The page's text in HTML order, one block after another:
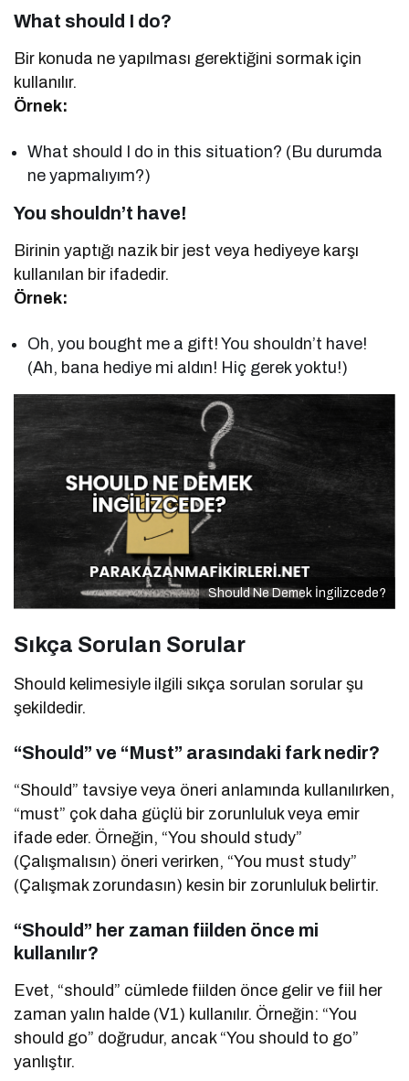
What should I do?
Bir konuda ne yapılması gerektiğini sormak için
kullanılır.
Örnek:
What should I do in this situation? (Bu durumda
ne yapmalıyım?)
You shouldn’t have!
Birinin yaptığı nazik bir jest veya hediyeye karşı
kullanılan bir ifadedir.
Örnek:
Oh, you bought me a gift! You shouldn’t have!
(Ah, bana hediye mi aldın! Hiç gerek yoktu!)
Should Ne Demek İngilizcede?
Sıkça Sorulan Sorular
Should kelimesiyle ilgili sıkça sorulan sorular şu
şekildedir.
“Should” ve “Must” arasındaki fark nedir?
“Should” tavsiye veya öneri anlamında kullanılırken,
“must” çok daha güçlü bir zorunluluk veya emir
ifade eder. Örneğin, “You should study”
(Çalışmalısın) öneri verirken, “You must study”
(Çalışmak zorundasın) kesin bir zorunluluk belirtir.
“Should” her zaman fiilden önce mi
kullanılır?
Evet, “should” cümlede fiilden önce gelir ve fiil her
zaman yalın halde (V1) kullanılır. Örneğin: “You
should go” doğrudur, ancak “You should to go”
yanlıştır.